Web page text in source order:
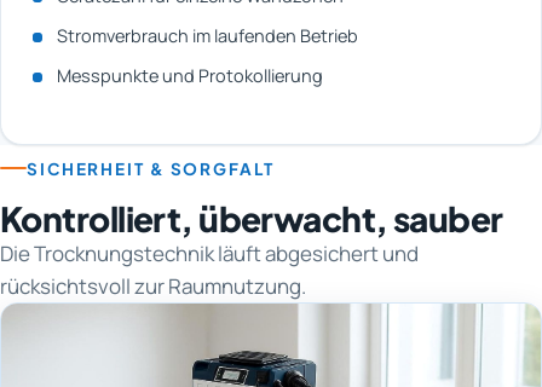
Stromverbrauch im laufenden Betrieb
Messpunkte und Protokollierung
SICHERHEIT & SORGFALT
Kontrolliert, überwacht, sauber
Die Trocknungstechnik läuft abgesichert und
rücksichtsvoll zur Raumnutzung.